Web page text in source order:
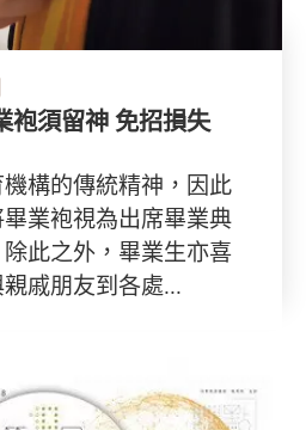
租借或購買畢業袍須留神 免招損失
構的傳統精神，因此
業袍視為出席畢業典
此之外，畢業生亦喜
戚朋友到各處...